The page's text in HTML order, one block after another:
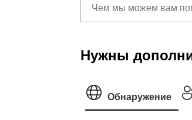
Нужны
Обнаружение